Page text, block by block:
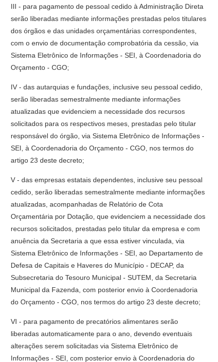
III - para pagamento de pessoal cedido à Administração Direta
serão liberadas mediante informações prestadas pelos titulares
dos órgãos e das unidades orçamentárias correspondentes,
com o envio de documentação comprobatória da cessão, via
Sistema Eletrônico de Informações - SEI, à Coordenadoria do
Orçamento - CGO;
IV - das autarquias e fundações, inclusive seu pessoal cedido,
serão liberadas semestralmente mediante informações
atualizadas que evidenciem a necessidade dos recursos
solicitados para os respectivos meses, prestadas pelo titular
responsável do órgão, via Sistema Eletrônico de Informações -
SEI, à Coordenadoria do Orçamento - CGO, nos termos do
artigo 23 deste decreto;
V - das empresas estatais dependentes, inclusive seu pessoal
cedido, serão liberadas semestralmente mediante informações
atualizadas, acompanhadas de Relatório de Cota
Orçamentária por Dotação, que evidenciem a necessidade dos
recursos solicitados, prestadas pelo titular da empresa e com
anuência da Secretaria a que essa estiver vinculada, via
Sistema Eletrônico de Informações - SEI, ao Departamento de
Defesa de Capitais e Haveres do Município - DECAP, da
Subsecretaria do Tesouro Municipal - SUTEM, da Secretaria
Municipal da Fazenda, com posterior envio à Coordenadoria
do Orçamento - CGO, nos termos do artigo 23 deste decreto;
VI - para pagamento de precatórios alimentares serão
liberadas automaticamente para o ano, devendo eventuais
alterações serem solicitadas via Sistema Eletrônico de
Informações - SEI, com posterior envio à Coordenadoria do